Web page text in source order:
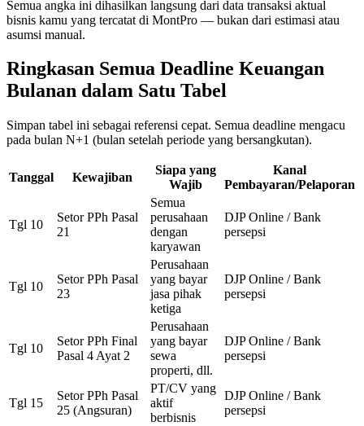
Semua angka ini dihasilkan langsung dari data transaksi aktual
bisnis kamu yang tercatat di MontPro — bukan dari estimasi atau
asumsi manual.
Ringkasan Semua Deadline Keuangan
Bulanan dalam Satu Tabel
Simpan tabel ini sebagai referensi cepat. Semua deadline mengacu
pada bulan N+1 (bulan setelah periode yang bersangkutan).
Tanggal Kewajiban
Siapa yang
Wajib
Kanal
Pembayaran/Pelaporan
Tgl 10
Setor PPh Pasal
21
Semua
perusahaan
dengan
karyawan
DJP Online / Bank
persepsi
Tgl 10
Setor PPh Pasal
23
Perusahaan
yang bayar
jasa pihak
ketiga
DJP Online / Bank
persepsi
Tgl 10
Setor PPh Final
Pasal 4 Ayat 2
Perusahaan
yang bayar
sewa
properti, dll.
DJP Online / Bank
persepsi
Tgl 15
Setor PPh Pasal
25 (Angsuran)
PT/CV yang
aktif
berbisnis
DJP Online / Bank
persepsi